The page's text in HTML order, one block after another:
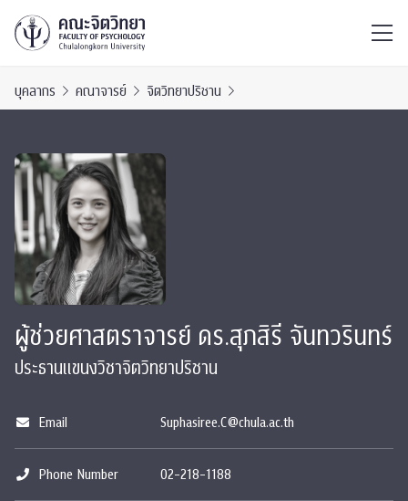
บุคลากร คณาจารย์ จิตวิทยาปริชาน
ผู้ช่วยศาสตราจารย์ ดร.สุภสิรี จันทวรินทร์
ประธานแขนงวิชาจิตวิทยาปริชาน
Email Suphasiree.C@chula.ac.th
Phone Number 02-218-1188